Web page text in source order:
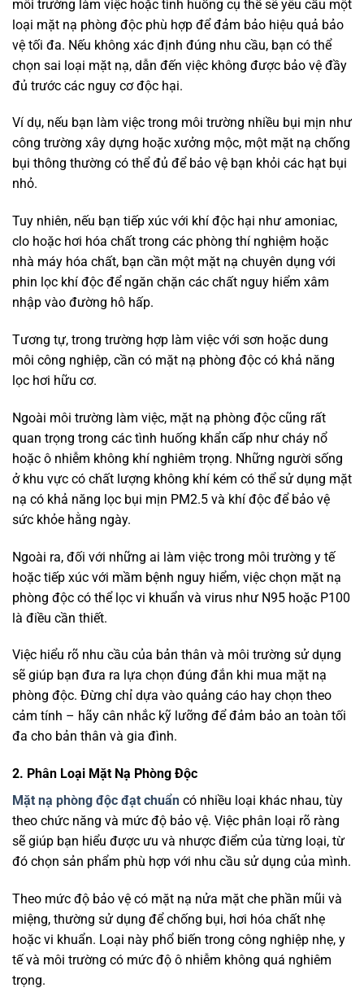
môi trường làm việc hoặc tình huống cụ thể sẽ yêu cầu một
loại mặt nạ phòng độc phù hợp để đảm bảo hiệu quả bảo
vệ tối đa. Nếu không xác định đúng nhu cầu, bạn có thể
chọn sai loại mặt nạ, dẫn đến việc không được bảo vệ đầy
đủ trước các nguy cơ độc hại.
Ví dụ, nếu bạn làm việc trong môi trường nhiều bụi mịn như
công trường xây dựng hoặc xưởng mộc, một mặt nạ chống
bụi thông thường có thể đủ để bảo vệ bạn khỏi các hạt bụi
nhỏ.
Tuy nhiên, nếu bạn tiếp xúc với khí độc hại như amoniac,
clo hoặc hơi hóa chất trong các phòng thí nghiệm hoặc
nhà máy hóa chất, bạn cần một mặt nạ chuyên dụng với
phin lọc khí độc để ngăn chặn các chất nguy hiểm xâm
nhập vào đường hô hấp.
Tương tự, trong trường hợp làm việc với sơn hoặc dung
môi công nghiệp, cần có mặt nạ phòng độc có khả năng
lọc hơi hữu cơ.
Ngoài môi trường làm việc, mặt nạ phòng độc cũng rất
quan trọng trong các tình huống khẩn cấp như cháy nổ
hoặc ô nhiễm không khí nghiêm trọng. Những người sống
ở khu vực có chất lượng không khí kém có thể sử dụng mặt
nạ có khả năng lọc bụi mịn PM2.5 và khí độc để bảo vệ
sức khỏe hằng ngày.
Ngoài ra, đối với những ai làm việc trong môi trường y tế
hoặc tiếp xúc với mầm bệnh nguy hiểm, việc chọn mặt nạ
phòng độc có thể lọc vi khuẩn và virus như N95 hoặc P100
là điều cần thiết.
Việc hiểu rõ nhu cầu của bản thân và môi trường sử dụng
sẽ giúp bạn đưa ra lựa chọn đúng đắn khi mua mặt nạ
phòng độc. Đừng chỉ dựa vào quảng cáo hay chọn theo
cảm tính – hãy cân nhắc kỹ lưỡng để đảm bảo an toàn tối
đa cho bản thân và gia đình.
2. Phân Loại Mặt Nạ Phòng Độc
Mặt nạ phòng độc đạt chuẩn có nhiều loại khác nhau, tùy
theo chức năng và mức độ bảo vệ. Việc phân loại rõ ràng
sẽ giúp bạn hiểu được ưu và nhược điểm của từng loại, từ
đó chọn sản phẩm phù hợp với nhu cầu sử dụng của mình.
Theo mức độ bảo vệ có mặt nạ nửa mặt che phần mũi và
miệng, thường sử dụng để chống bụi, hơi hóa chất nhẹ
hoặc vi khuẩn. Loại này phổ biến trong công nghiệp nhẹ, y
tế và môi trường có mức độ ô nhiễm không quá nghiêm
trọng.